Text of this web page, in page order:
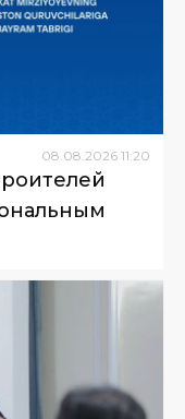
08.08.2026 11:20